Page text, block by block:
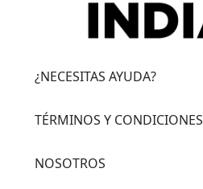
¿NECESITAS AYUDA?
TÉRMINOS Y CONDICIONES
NOSOTROS